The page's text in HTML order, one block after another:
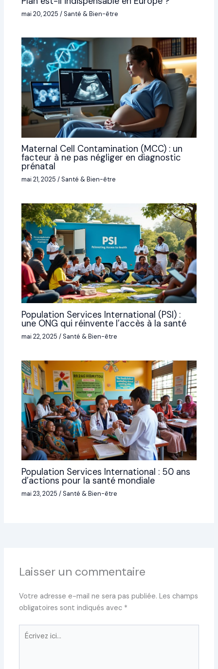
mai 20, 2025/Santé & Bien-être
Maternal Cell Contamination (MCC) : un
facteur à ne pas négliger en diagnostic
prénatal
mai 21, 2025/Santé & Bien-être
Population Services International (PSI) :
une ONG qui réinvente l’accès à la santé
mai 22, 2025/Santé & Bien-être
Population Services International : 50 ans
d’actions pour la santé mondiale
mai 23, 2025/Santé & Bien-être
Laisser un commentaire
Votre adresse e-mail ne sera pas publiée. Les champs
obligatoires sont indiqués avec *
Écrivez
ici…